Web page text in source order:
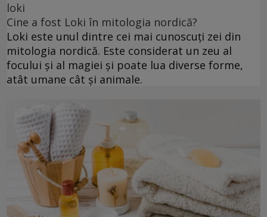
loki
Cine a fost Loki în mitologia nordică?
Loki este unul dintre cei mai cunoscuți zei din
mitologia nordică. Este considerat un zeu al
focului și al magiei și poate lua diverse forme,
atât umane cât și animale.